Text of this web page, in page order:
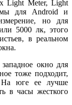
Light Meter, Light
для Android и
но для
5000 лк, этого
в реальном
окно для
тоже подходит,
На юге ее лучше
в часы жесткого